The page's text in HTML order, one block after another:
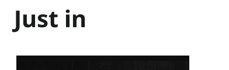
Just in